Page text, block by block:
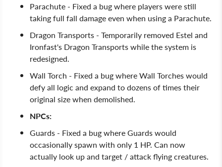
Parachute - Fixed a bug where players were still
taking full fall damage even when using a Parachute.
Dragon Transports - Temporarily removed Estel and
Ironfast's Dragon Transports while the system is
redesigned.
Wall Torch - Fixed a bug where Wall Torches would
defy all logic and expand to dozens of times their
original size when demolished.
NPCs:
Guards - Fixed a bug where Guards would
occasionally spawn with only 1 HP. Can now
actually look up and target / attack flying creatures.